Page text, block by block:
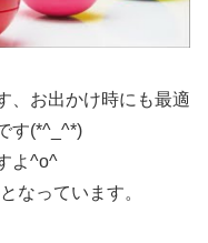
、お出かけ時にも最適
す(*^_^*)
よ^o^
なっています。